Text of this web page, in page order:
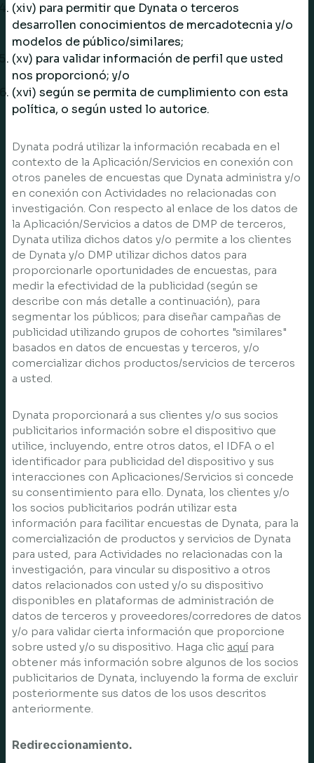
(xiv) para permitir que Dynata o terceros
desarrollen conocimientos de mercadotecnia y/o
modelos de público/similares;
(xv) para validar información de perfil que usted
nos proporcionó; y/o
(xvi) según se permita de cumplimiento con esta
política, o según usted lo autorice.
Dynata podrá utilizar la información recabada en el
contexto de la Aplicación/Servicios en conexión con
otros paneles de encuestas que Dynata administra y/o
en conexión con Actividades no relacionadas con
investigación. Con respecto al enlace de los datos de
la Aplicación/Servicios a datos de DMP de terceros,
Dynata utiliza dichos datos y/o permite a los clientes
de Dynata y/o DMP utilizar dichos datos para
proporcionarle oportunidades de encuestas, para
medir la efectividad de la publicidad (según se
describe con más detalle a continuación), para
segmentar los públicos; para diseñar campañas de
publicidad utilizando grupos de cohortes "similares"
basados en datos de encuestas y terceros, y/o
comercializar dichos productos/servicios de terceros
a usted.
Dynata proporcionará a sus clientes y/o sus socios
publicitarios información sobre el dispositivo que
utilice, incluyendo, entre otros datos, el IDFA o el
identificador para publicidad del dispositivo y sus
interacciones con Aplicaciones/Servicios si concede
su consentimiento para ello. Dynata, los clientes y/o
los socios publicitarios podrán utilizar esta
información para facilitar encuestas de Dynata, para la
comercialización de productos y servicios de Dynata
para usted, para Actividades no relacionadas con la
investigación, para vincular su dispositivo a otros
datos relacionados con usted y/o su dispositivo
disponibles en plataformas de administración de
datos de terceros y proveedores/corredores de datos
y/o para validar cierta información que proporcione
sobre usted y/o su dispositivo. Haga clic aquí para
obtener más información sobre algunos de los socios
publicitarios de Dynata, incluyendo la forma de excluir
posteriormente sus datos de los usos descritos
anteriormente.
Redireccionamiento.